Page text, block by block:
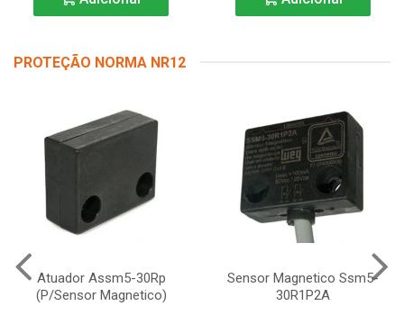
PROTEÇÃO NORMA NR12
Atuador Assm5-30Rp
(P/Sensor Magnetico)
Sensor Magnetico Ssm5-
30R1P2A